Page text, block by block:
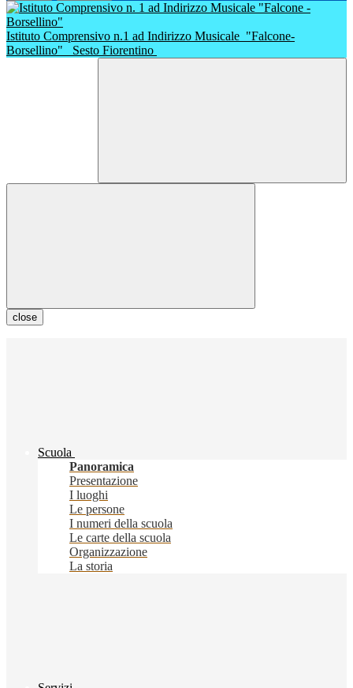
Istituto Comprensivo n.1 ad Indirizzo Musicale "Falcone-
Borsellino"
Sesto Fiorentino
close
Scuola
Panoramica
Presentazione
I luoghi
Le persone
I numeri della scuola
Le carte della scuola
Organizzazione
La storia